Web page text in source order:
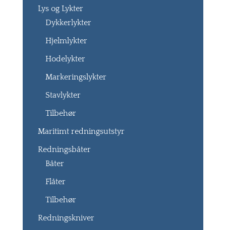
Lys og Lykter
Dykkerlykter
Hjelmlykter
Hodelykter
Markeringslykter
Stavlykter
Tilbehør
Maritimt redningsutstyr
Redningsbåter
Båter
Flåter
Tilbehør
Redningskniver